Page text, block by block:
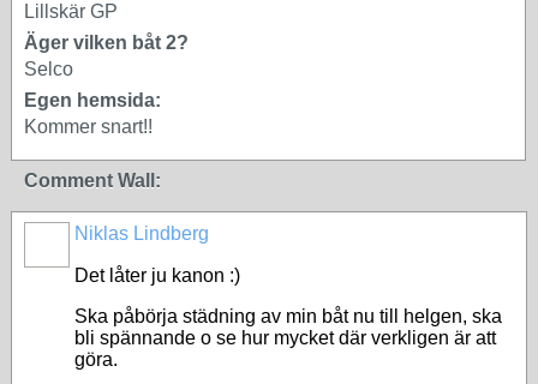
Lillskär GP
Äger vilken båt 2?
Selco
Egen hemsida:
Kommer snart!!
Comment Wall:
Niklas Lindberg
Det låter ju kanon :)
Ska påbörja städning av min båt nu till helgen, ska
bli spännande o se hur mycket där verkligen är att
göra.